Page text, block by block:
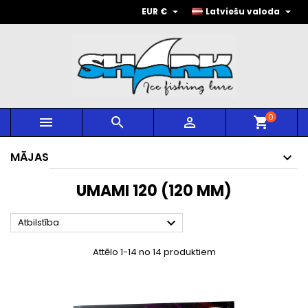
Latviešu valoda 
EUR € 
   shopping_cart0
MĀJAS
UMAMI 120 (120 MM)
Atbilstība 
Attēlo 1-14 no 14 produktiem